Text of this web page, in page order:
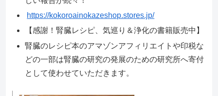
https://kokoroainokazeshop.stores.jp/
【感謝！腎臓レシピ、気巡り＆浄化の書籍販売中】
腎臓のレシピ本のアマゾンアフィリエイトや印税な
どの一部は腎臓の研究の発展のための研究所へ寄付
として使わせていただきます。